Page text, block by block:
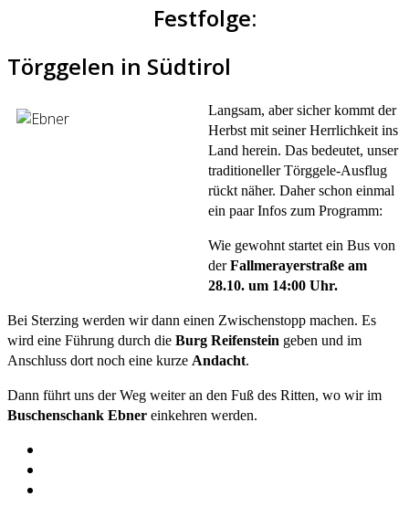
Festfolge:
Törggelen in Südtirol
Langsam, aber sicher kommt der
Herbst mit seiner Herrlichkeit ins
Land herein. Das bedeutet, unser
traditioneller Törggele-Ausflug
rückt näher. Daher schon einmal
ein paar Infos zum Programm:
Wie gewohnt startet ein Bus von
derFallmerayerstraße am
28.10. um 14:00 Uhr.
Bei Sterzing werden wir dann einen Zwischenstopp machen. Es
wird eine Führung durch die Burg Reifenstein geben und im
Anschluss dort noch eine kurze Andacht.
Dann führt uns der Weg weiter an den Fuß des Ritten, wo wir im
Buschenschank Ebner einkehren werden.